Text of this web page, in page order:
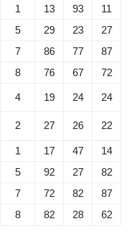
1 13 93
11
5 29 23 27
7 86 77
87
8 76 67 72
4 19 24 24
2 27 26 22
1 17 47
14
5 92 27 82
7 72 82
87
8 82 28 62